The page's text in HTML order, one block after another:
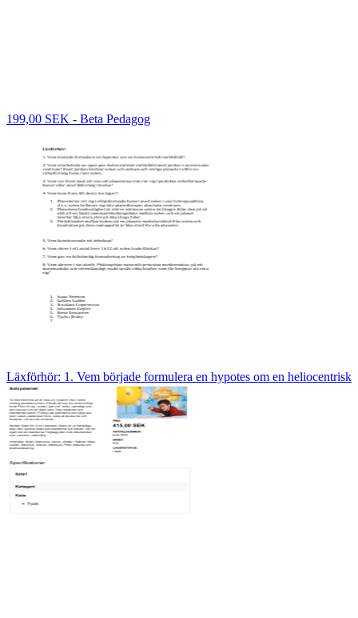
199,00 SEK - Beta Pedagog
Läxförhör: 1. Vem började formulera en hypotes om en heliocentrisk